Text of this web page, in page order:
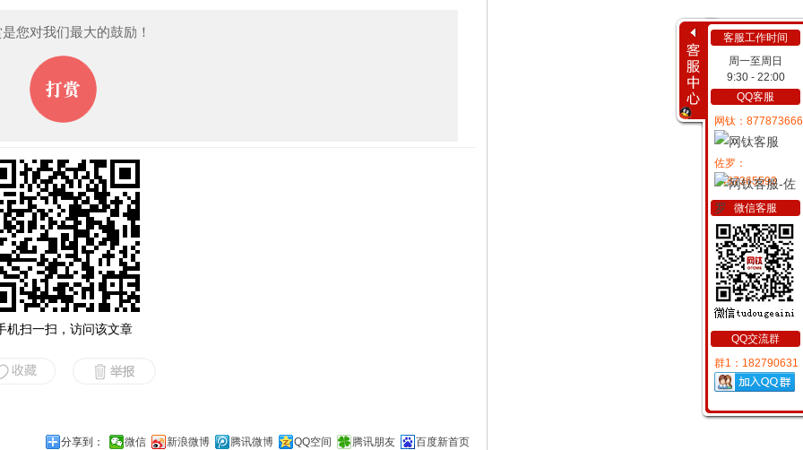
您对我们最大的鼓励！
机扫一扫，访问该文章
分享到： 微信 新浪微博 腾讯微博 QQ空间 腾讯朋友 百度新首页
客服工作时间
周一至周日
9:30 - 22:00
QQ客服
网钛：877873666
佐罗：
2487365593
微信客服
QQ交流群
群1：182790631